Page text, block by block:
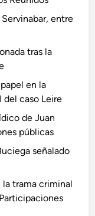
entre
tras la
en la
del caso Leire
de Juan
públicas
señalado
la trama criminal